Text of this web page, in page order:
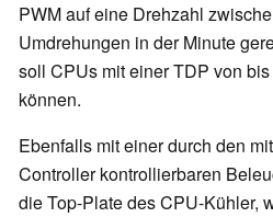
PWM auf eine Drehzahl
Umdrehungen in der Minute
soll CPUs mit einer TDP von
können.
Ebenfalls mit einer durch den
Controller kontrollierbaren
die Top-Plate des CPU-Kühler,